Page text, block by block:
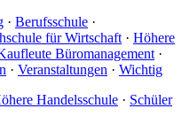
· Berufsschule ·
für Wirtschaft · Höhere
Büromanagement ·
· Veranstaltungen · Wichtig
Handelsschule · Schüler